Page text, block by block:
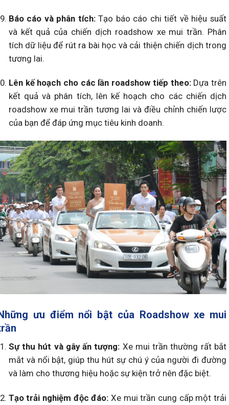
Báo cáo và phân tích:Tạo báo cáo chi tiết về hiệu suất
và kết quả của chiến dịch roadshow xe mui trần. Phân
tích dữ liệu để rút ra bài học và cải thiện chiến dịch trong
tương lai.
Lên kế hoạch cho các lần roadshow tiếp theo:Dựa trên
kết quả và phân tích, lên kế hoạch cho các chiến dịch
roadshow xe mui trần tương lai và điều chỉnh chiến lược
của bạn để đáp ứng mục tiêu kinh doanh.
ưu điểm nổi bật của Roadshow xe mui
Sự thu hút và gây ấn tượng: Xe mui trần thường rất bắt
mắt và nổi bật, giúp thu hút sự chú ý của người đi đường
và làm cho thương hiệu hoặc sự kiện trở nên đặc biệt.
Tạo trải nghiệm độc đáo: Xe mui trần cung cấp một trải